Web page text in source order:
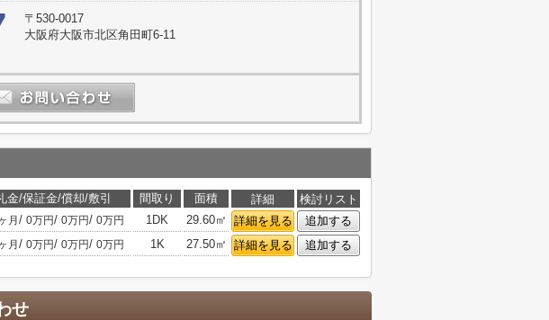
〒530-0017
大阪府大阪市北区角田町6-11
金/保証金/償却/敷引 間取り 面積 詳細
検討リスト
月 / 0万円/ 0万円/ 0万円 1DK 29.60㎡ 詳細を見る
追加する
月 / 0万円/ 0万円/ 0万円 1K 27.50㎡ 詳細を見る 追加する
せ